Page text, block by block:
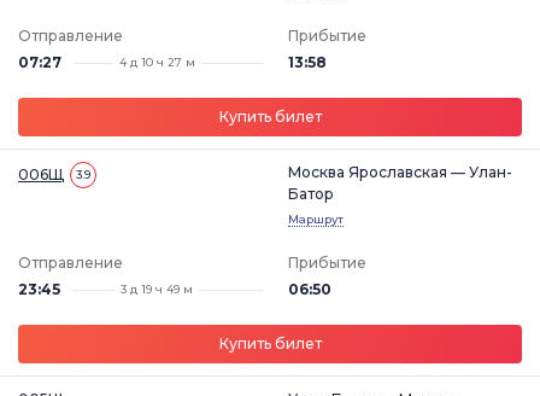
Отправление
07:27
4 д 10 ч 27 м
Прибытие
13:58
Купить билет
006Щ 3.9
Москва Ярославская — Улан-
Батор
Маршрут
Отправление
23:45
3 д 19 ч 49 м
Прибытие
06:50
Купить билет